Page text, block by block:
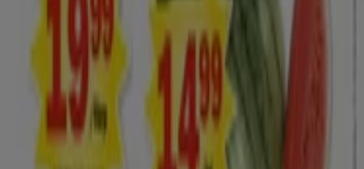
Marknadsförings- och affärsbegäran
Butiken är felaktigt angiven på kartan
Veckovis annonsfeedback
Tekniska problem och allmän feedback